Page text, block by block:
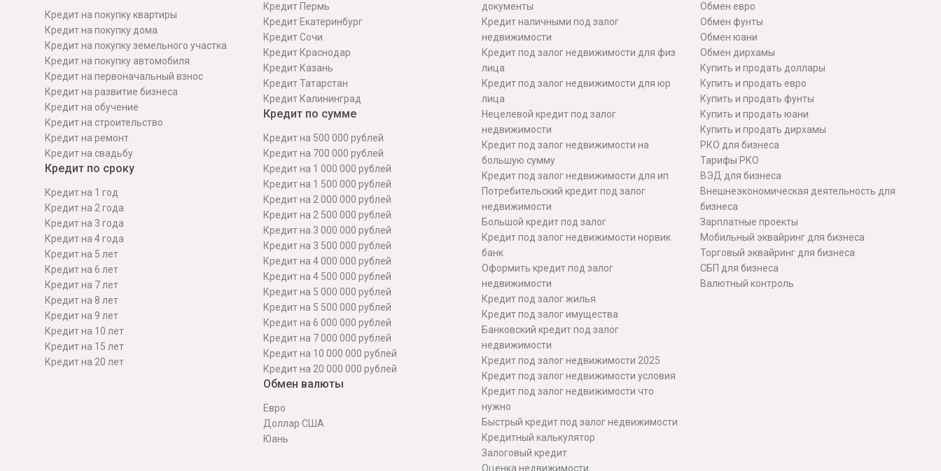
Кредит на покупку квартиры
Кредит на покупку дома
Кредит на покупку земельного участка
Кредит на покупку автомобиля
Кредит на первоначальный взнос
Кредит на развитие бизнеса
Кредит на обучение
Кредит на строительcтво
Кредит на ремонт
Кредит на свадьбу
Кредит по сроку
Кредит на 1 год
Кредит на 2 года
Кредит на 3 года
Кредит на 4 года
Кредит на 5 лет
Кредит на 6 лет
Кредит на 7 лет
Кредит на 8 лет
Кредит на 9 лет
Кредит на 10 лет
Кредит на 15 лет
Кредит на 20 лет
Кредит Пермь
Кредит Екатеринбург
Кредит Сочи
Кредит Краснодар
Кредит Казань
Кредит Татарстан
Кредит Калининград
Кредит по сумме
Кредит на 500 000 рублей
Кредит на 700 000 рублей
Кредит на 1 000 000 рублей
Кредит на 1 500 000 рублей
Кредит на 2 000 000 рублей
Кредит на 2 500 000 рублей
Кредит на 3 000 000 рублей
Кредит на 3 500 000 рублей
Кредит на 4 000 000 рублей
Кредит на 4 500 000 рублей
Кредит на 5 000 000 рублей
Кредит на 5 500 000 рублей
Кредит на 6 000 000 рублей
Кредит на 7 000 000 рублей
Кредит на 10 000 000 рублей
Кредит на 20 000 000 рублей
Обмен валюты
Евро
Доллар США
Юань
документы
Кредит наличными под залог
недвижимости
Кредит под залог недвижимости для физ
лица
Кредит под залог недвижимости для юр
лица
Нецелевой кредит под залог
недвижимости
Кредит под залог недвижимости на
большую сумму
Кредит под залог недвижимости для ип
Потребительский кредит под залог
недвижимости
Большой кредит под залог
Кредит под залог недвижимости норвик
банк
Оформить кредит под залог
недвижимости
Кредит под залог жилья
Кредит под залог имущества
Банковский кредит под залог
недвижимости
Кредит под залог недвижимости 2025
Кредит под залог недвижимости условия
Кредит под залог недвижимости что
нужно
Быстрый кредит под залог недвижимости
Кредитный калькулятор
Залоговый кредит
Оценка недвижимости
Обмен евро
Обмен фунты
Обмен юани
Обмен дирхамы
Купить и продать доллары
Купить и продать евро
Купить и продать фунты
Купить и продать юани
Купить и продать дирхамы
РКО для бизнеса
Тарифы РКО
ВЭД для бизнеса
Внешнеэкономическая деятельность для
бизнеса
Зарплатные проекты
Мобильный эквайринг для бизнеса
Торговый эквайринг для бизнеса
СБП для бизнеса
Валютный контроль